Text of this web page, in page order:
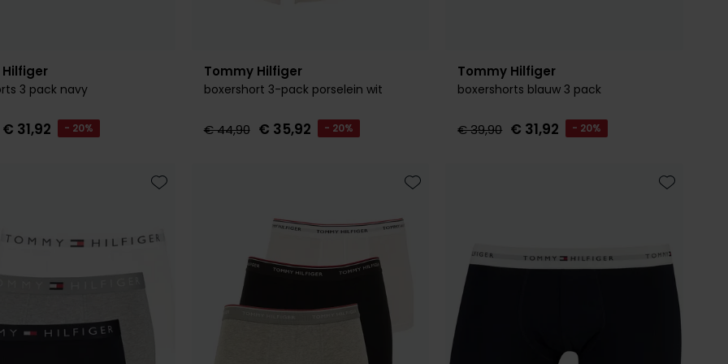
3 pack navy
€ 31,92 - 20%
Tommy Hilfiger
boxershort 3-pack porselein wit
€ 44,90 € 35,92 - 20%
Tommy Hilfiger
boxershorts blauw 3 pack
€ 39,90 € 31,92 - 20%